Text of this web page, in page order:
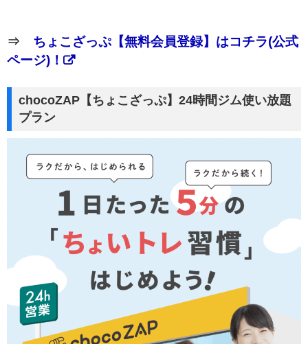
⇒ ちょこざっぷ【無料会員登録】はコチラ(公式
ページ)！
chocoZAP【ちょこざっぷ】24時間ジム使い放題
プラン